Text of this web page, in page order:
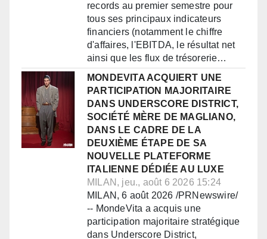
records au premier semestre pour
tous ses principaux indicateurs
financiers (notamment le chiffre
d'affaires, l'EBITDA, le résultat net
ainsi que les flux de trésorerie…
MONDEVITA ACQUIERT UNE
PARTICIPATION MAJORITAIRE
DANS UNDERSCORE DISTRICT,
SOCIÉTÉ MÈRE DE MAGLIANO,
DANS LE CADRE DE LA
DEUXIÈME ÉTAPE DE SA
NOUVELLE PLATEFORME
ITALIENNE DÉDIÉE AU LUXE
MILAN, jeu., août 6 2026 15:24
MILAN, 6 août 2026 /PRNewswire/
-- MondeVita a acquis une
participation majoritaire stratégique
dans Underscore District,